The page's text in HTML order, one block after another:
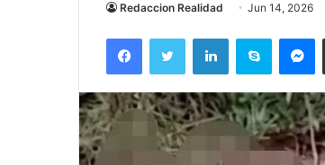
Redaccion Realidad Jun 14, 2026
FacebookTwitter LinkedInSkype